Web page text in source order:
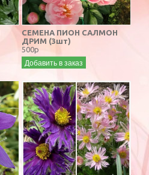
СЕМЕНА ПИОН САЛМОН
ДРИМ (3шт)
500р
Добавить в заказ